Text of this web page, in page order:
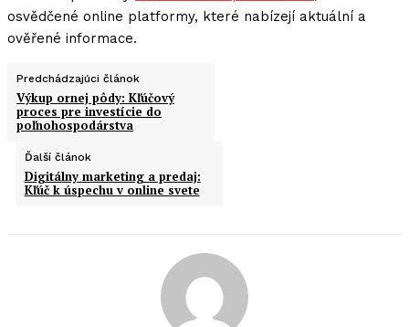
osvědčené online platformy, které nabízejí aktuální a
ověřené informace.
Predchádzajúci článok
Výkup ornej pôdy: Kľúčový
proces pre investície do
poľnohospodárstva
Ďalší článok
Digitálny marketing a predaj:
Kľúč k úspechu v online svete